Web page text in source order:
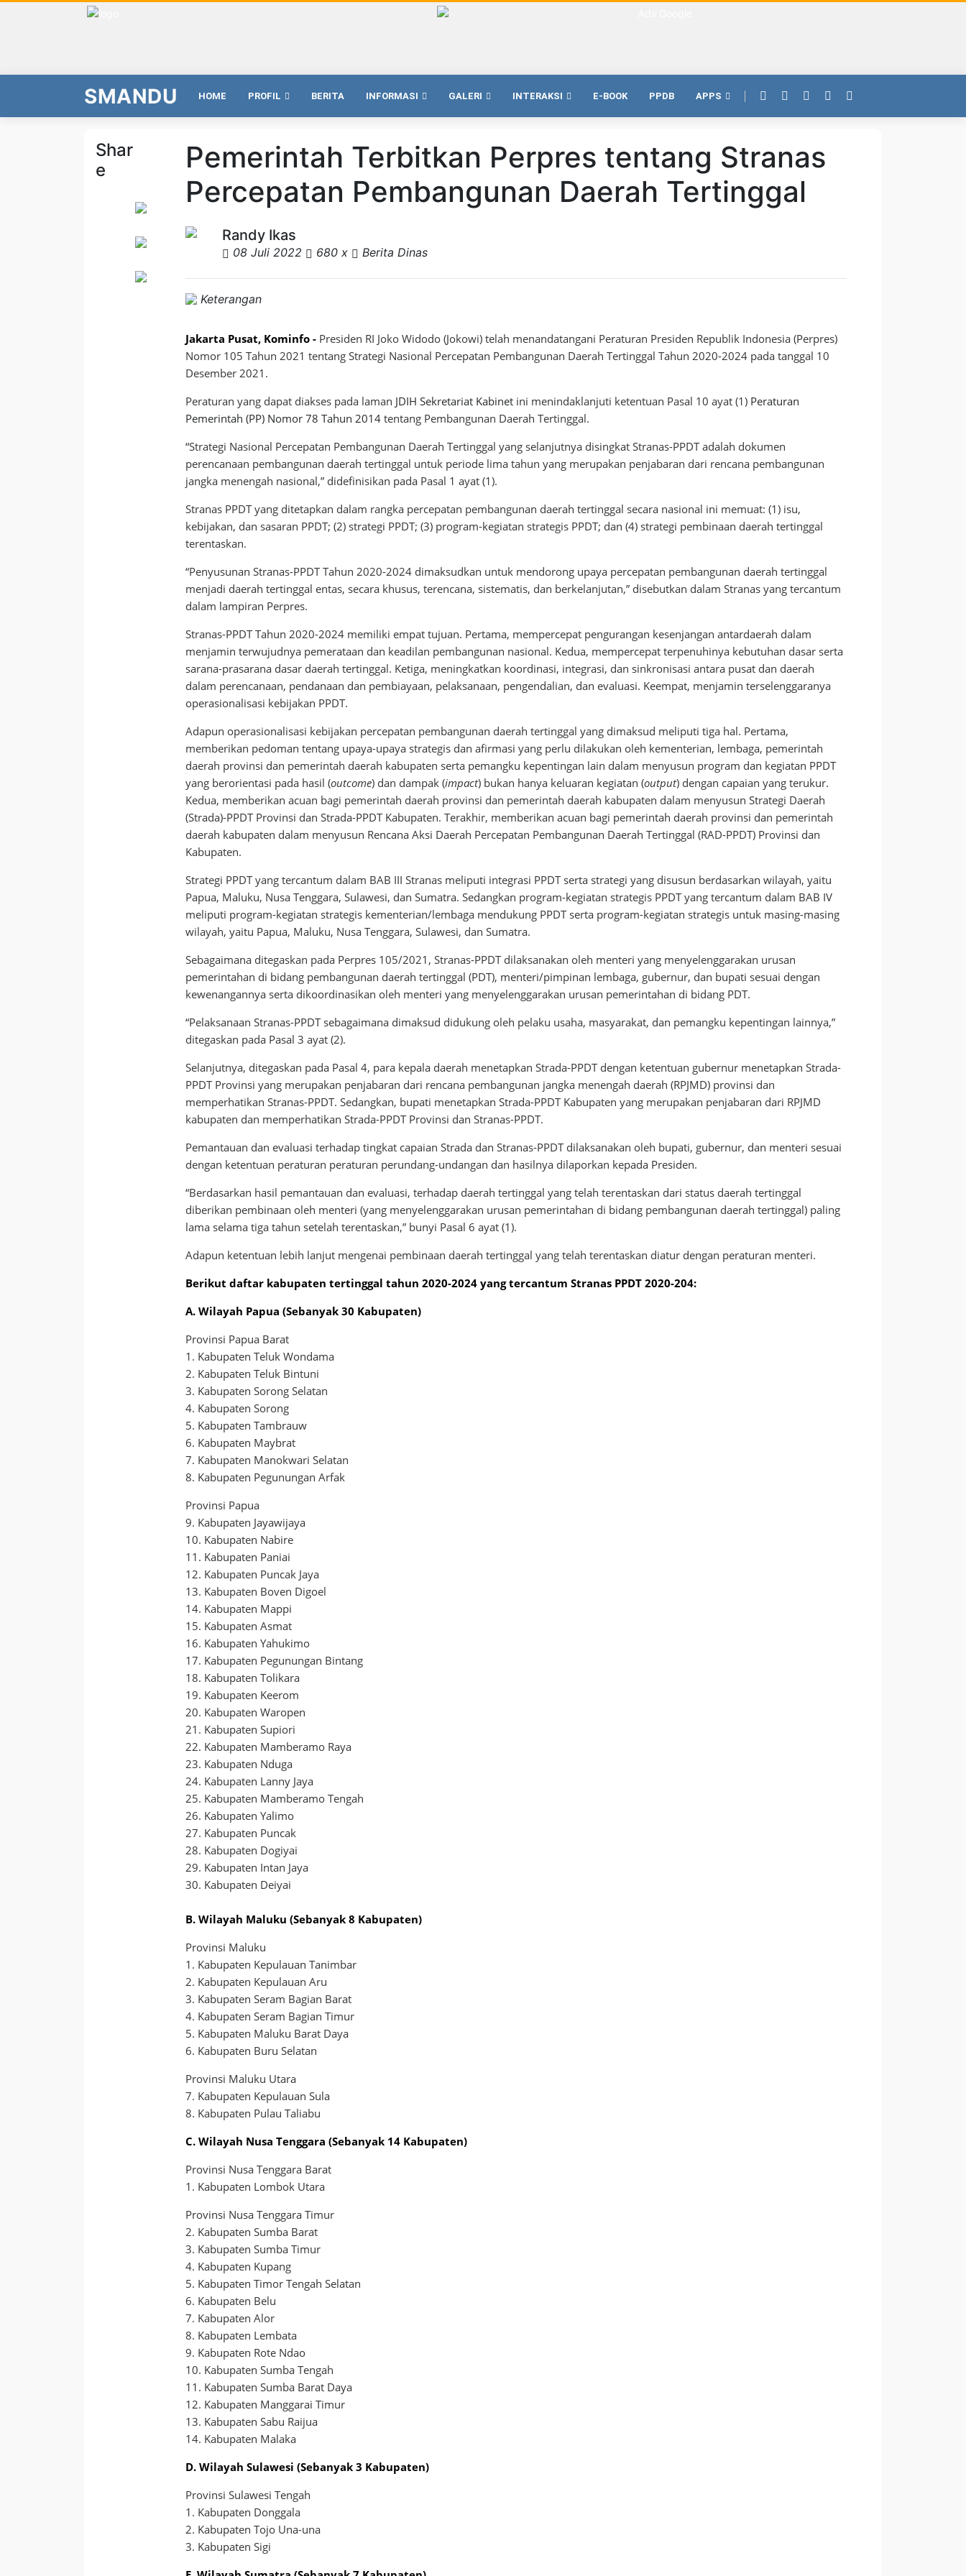
SMANDU HOME PROFIL BERITA INFORMASI GALERI INTERAKSI E-BOOK PPDB APPS
Shar
e
Pemerintah Terbitkan Perpres tentang Stranas
Percepatan Pembangunan Daerah Tertinggal
Randy Ikas
08 Juli 2022 680 x Berita Dinas
Keterangan
Jakarta Pusat, Kominfo - Presiden RI Joko Widodo (Jokowi) telah menandatangani Peraturan Presiden Republik Indonesia (Perpres)
Nomor 105 Tahun 2021 tentang Strategi Nasional Percepatan Pembangunan Daerah Tertinggal Tahun 2020-2024 pada tanggal 10
Desember 2021.
Peraturan yang dapat diakses pada laman JDIH Sekretariat Kabinet ini menindaklanjuti ketentuan Pasal 10 ayat (1) Peraturan
Pemerintah (PP) Nomor 78 Tahun 2014 tentang Pembangunan Daerah Tertinggal.
“Strategi Nasional Percepatan Pembangunan Daerah Tertinggal yang selanjutnya disingkat Stranas-PPDT adalah dokumen
perencanaan pembangunan daerah tertinggal untuk periode lima tahun yang merupakan penjabaran dari rencana pembangunan
jangka menengah nasional,” didefinisikan pada Pasal 1 ayat (1).
Stranas PPDT yang ditetapkan dalam rangka percepatan pembangunan daerah tertinggal secara nasional ini memuat: (1) isu,
kebijakan, dan sasaran PPDT; (2) strategi PPDT; (3) program-kegiatan strategis PPDT; dan (4) strategi pembinaan daerah tertinggal
terentaskan.
“Penyusunan Stranas-PPDT Tahun 2020-2024 dimaksudkan untuk mendorong upaya percepatan pembangunan daerah tertinggal
menjadi daerah tertinggal entas, secara khusus, terencana, sistematis, dan berkelanjutan,” disebutkan dalam Stranas yang tercantum
dalam lampiran Perpres.
Stranas-PPDT Tahun 2020-2024 memiliki empat tujuan. Pertama, mempercepat pengurangan kesenjangan antardaerah dalam
menjamin terwujudnya pemerataan dan keadilan pembangunan nasional. Kedua, mempercepat terpenuhinya kebutuhan dasar serta
sarana-prasarana dasar daerah tertinggal. Ketiga, meningkatkan koordinasi, integrasi, dan sinkronisasi antara pusat dan daerah
dalam perencanaan, pendanaan dan pembiayaan, pelaksanaan, pengendalian, dan evaluasi. Keempat, menjamin terselenggaranya
operasionalisasi kebijakan PPDT.
Adapun operasionalisasi kebijakan percepatan pembangunan daerah tertinggal yang dimaksud meliputi tiga hal. Pertama,
memberikan pedoman tentang upaya-upaya strategis dan afirmasi yang perlu dilakukan oleh kementerian, lembaga, pemerintah
daerah provinsi dan pemerintah daerah kabupaten serta pemangku kepentingan lain dalam menyusun program dan kegiatan PPDT
yang berorientasi pada hasil (outcome) dan dampak (impact) bukan hanya keluaran kegiatan (output) dengan capaian yang terukur.
Kedua, memberikan acuan bagi pemerintah daerah provinsi dan pemerintah daerah kabupaten dalam menyusun Strategi Daerah
(Strada)-PPDT Provinsi dan Strada-PPDT Kabupaten. Terakhir, memberikan acuan bagi pemerintah daerah provinsi dan pemerintah
daerah kabupaten dalam menyusun Rencana Aksi Daerah Percepatan Pembangunan Daerah Tertinggal (RAD-PPDT) Provinsi dan
Kabupaten.
Strategi PPDT yang tercantum dalam BAB III Stranas meliputi integrasi PPDT serta strategi yang disusun berdasarkan wilayah, yaitu
Papua, Maluku, Nusa Tenggara, Sulawesi, dan Sumatra. Sedangkan program-kegiatan strategis PPDT yang tercantum dalam BAB IV
meliputi program-kegiatan strategis kementerian/lembaga mendukung PPDT serta program-kegiatan strategis untuk masing-masing
wilayah, yaitu Papua, Maluku, Nusa Tenggara, Sulawesi, dan Sumatra.
Sebagaimana ditegaskan pada Perpres 105/2021, Stranas-PPDT dilaksanakan oleh menteri yang menyelenggarakan urusan
pemerintahan di bidang pembangunan daerah tertinggal (PDT), menteri/pimpinan lembaga, gubernur, dan bupati sesuai dengan
kewenangannya serta dikoordinasikan oleh menteri yang menyelenggarakan urusan pemerintahan di bidang PDT.
“Pelaksanaan Stranas-PPDT sebagaimana dimaksud didukung oleh pelaku usaha, masyarakat, dan pemangku kepentingan lainnya,”
ditegaskan pada Pasal 3 ayat (2).
Selanjutnya, ditegaskan pada Pasal 4, para kepala daerah menetapkan Strada-PPDT dengan ketentuan gubernur menetapkan Strada-
PPDT Provinsi yang merupakan penjabaran dari rencana pembangunan jangka menengah daerah (RPJMD) provinsi dan
memperhatikan Stranas-PPDT. Sedangkan, bupati menetapkan Strada-PPDT Kabupaten yang merupakan penjabaran dari RPJMD
kabupaten dan memperhatikan Strada-PPDT Provinsi dan Stranas-PPDT.
Pemantauan dan evaluasi terhadap tingkat capaian Strada dan Stranas-PPDT dilaksanakan oleh bupati, gubernur, dan menteri sesuai
dengan ketentuan peraturan peraturan perundang-undangan dan hasilnya dilaporkan kepada Presiden.
“Berdasarkan hasil pemantauan dan evaluasi, terhadap daerah tertinggal yang telah terentaskan dari status daerah tertinggal
diberikan pembinaan oleh menteri (yang menyelenggarakan urusan pemerintahan di bidang pembangunan daerah tertinggal) paling
lama selama tiga tahun setelah terentaskan,” bunyi Pasal 6 ayat (1).
Adapun ketentuan lebih lanjut mengenai pembinaan daerah tertinggal yang telah terentaskan diatur dengan peraturan menteri.
Berikut daftar kabupaten tertinggal tahun 2020-2024 yang tercantum Stranas PPDT 2020-204:
A. Wilayah Papua (Sebanyak 30 Kabupaten)
Provinsi Papua Barat
1. Kabupaten Teluk Wondama
2. Kabupaten Teluk Bintuni
3. Kabupaten Sorong Selatan
4. Kabupaten Sorong
5. Kabupaten Tambrauw
6. Kabupaten Maybrat
7. Kabupaten Manokwari Selatan
8. Kabupaten Pegunungan Arfak
Provinsi Papua
9. Kabupaten Jayawijaya
10. Kabupaten Nabire
11. Kabupaten Paniai
12. Kabupaten Puncak Jaya
13. Kabupaten Boven Digoel
14. Kabupaten Mappi
15. Kabupaten Asmat
16. Kabupaten Yahukimo
17. Kabupaten Pegunungan Bintang
18. Kabupaten Tolikara
19. Kabupaten Keerom
20. Kabupaten Waropen
21. Kabupaten Supiori
22. Kabupaten Mamberamo Raya
23. Kabupaten Nduga
24. Kabupaten Lanny Jaya
25. Kabupaten Mamberamo Tengah
26. Kabupaten Yalimo
27. Kabupaten Puncak
28. Kabupaten Dogiyai
29. Kabupaten Intan Jaya
30. Kabupaten Deiyai
B. Wilayah Maluku (Sebanyak 8 Kabupaten)
Provinsi Maluku
1. Kabupaten Kepulauan Tanimbar
2. Kabupaten Kepulauan Aru
3. Kabupaten Seram Bagian Barat
4. Kabupaten Seram Bagian Timur
5. Kabupaten Maluku Barat Daya
6. Kabupaten Buru Selatan
Provinsi Maluku Utara
7. Kabupaten Kepulauan Sula
8. Kabupaten Pulau Taliabu
C. Wilayah Nusa Tenggara (Sebanyak 14 Kabupaten)
Provinsi Nusa Tenggara Barat
1. Kabupaten Lombok Utara
Provinsi Nusa Tenggara Timur
2. Kabupaten Sumba Barat
3. Kabupaten Sumba Timur
4. Kabupaten Kupang
5. Kabupaten Timor Tengah Selatan
6. Kabupaten Belu
7. Kabupaten Alor
8. Kabupaten Lembata
9. Kabupaten Rote Ndao
10. Kabupaten Sumba Tengah
11. Kabupaten Sumba Barat Daya
12. Kabupaten Manggarai Timur
13. Kabupaten Sabu Raijua
14. Kabupaten Malaka
D. Wilayah Sulawesi (Sebanyak 3 Kabupaten)
Provinsi Sulawesi Tengah
1. Kabupaten Donggala
2. Kabupaten Tojo Una-una
3. Kabupaten Sigi